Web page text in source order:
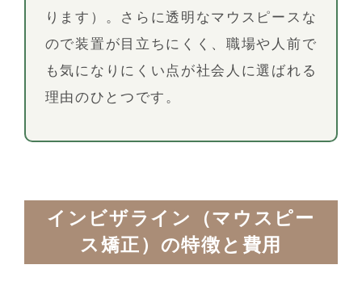
ります）。さらに透明なマウスピースな
ので装置が目立ちにくく、職場や人前で
も気になりにくい点が社会人に選ばれる
理由のひとつです。
インビザライン（マウスピー
ス矯正）の特徴と費用